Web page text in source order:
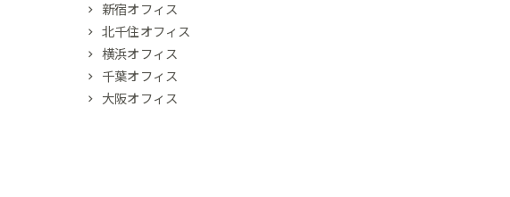
新宿オフィス
北千住オフィス
横浜オフィス
千葉オフィス
大阪オフィス